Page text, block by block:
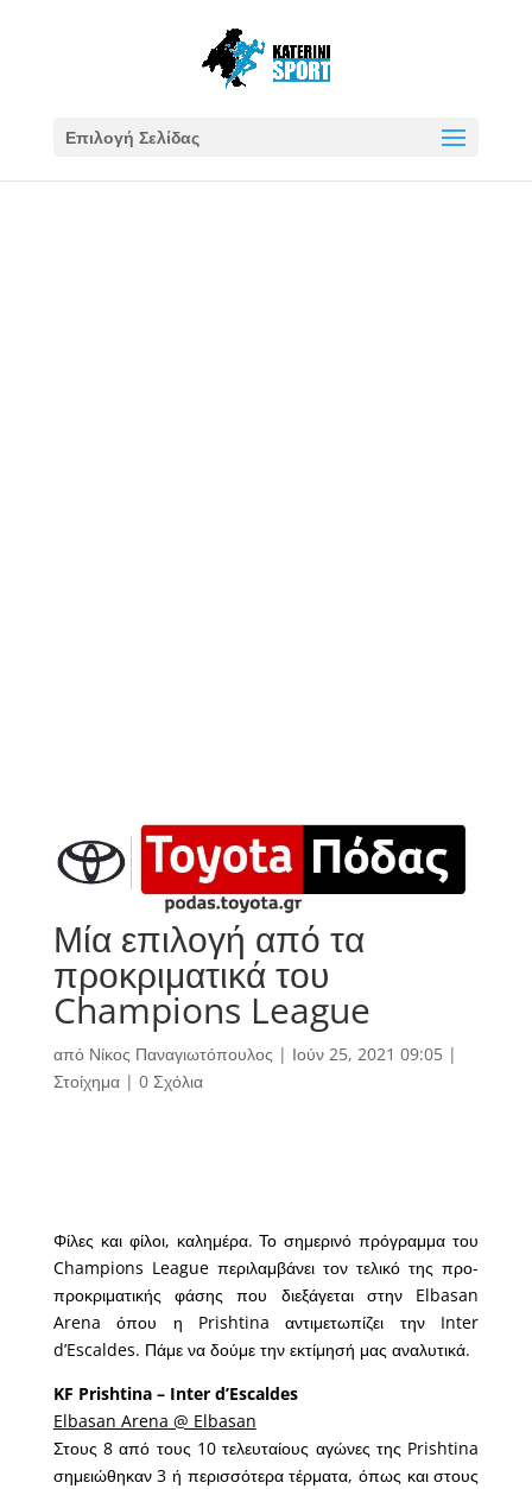
Επιλογή Σελίδας
Μία επιλογή από τα
προκριματικά του
Champions League
από Νίκος Παναγιωτόπουλος | Ιούν 25, 2021 09:05|
Στοίχημα| 0 Σχόλια
Φίλες και φίλοι, καλημέρα. Το σημερινό πρόγραμμα του
Champions League περιλαμβάνει τον τελικό της προ-
προκριματικής φάσης που διεξάγεται στην Elbasan
Arena όπου η Prishtina αντιμετωπίζει την Inter
d’Escaldes. Πάμε να δούμε την εκτίμησή μας αναλυτικά.
KF Prishtina – Inter d’Escaldes
Elbasan Arena @ Elbasan
Στους 8 από τους 10 τελευταίους αγώνες της Prishtina
σημειώθηκαν 3 ή περισσότερα τέρματα, όπως και στους